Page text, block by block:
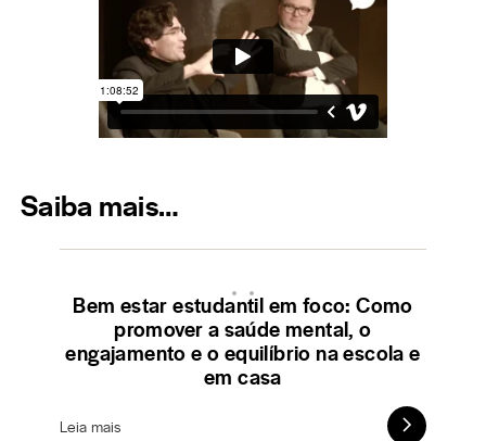
Saiba mais…
Bem estar estudantil em foco: Como
promover a saúde mental, o
engajamento e o equilíbrio na escola e
em casa
Leia mais